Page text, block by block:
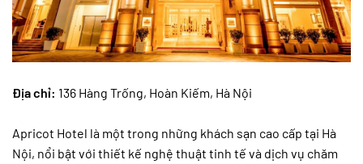
Địa chỉ: 136 Hàng Trống, Hoàn Kiếm, Hà Nội
Apricot Hotel là một trong những khách sạn cao cấp tại Hà
Nội, nổi bật với thiết kế nghệ thuật tinh tế và dịch vụ chăm